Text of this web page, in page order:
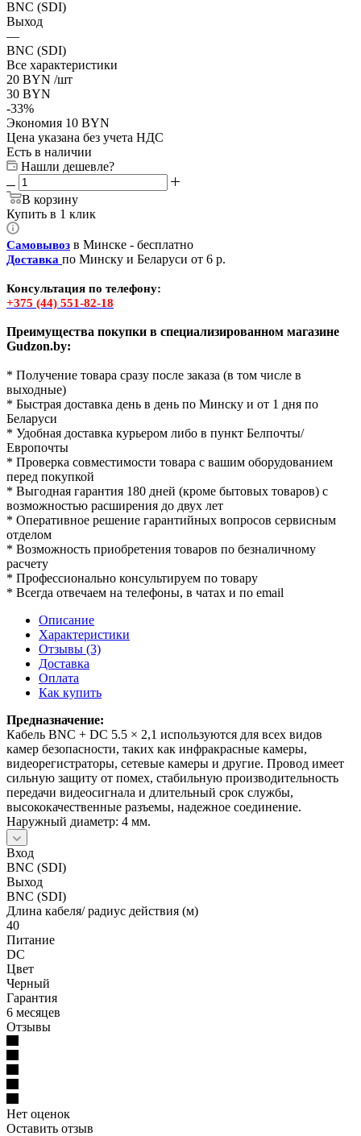
BNC (SDI)
Выход
—
BNC (SDI)
Все характеристики
20 BYN /шт
30 BYN
-33%
Экономия 10 BYN
Цена указана без учета НДС
Есть в наличии
Нашли дешевле?
В корзину
Купить в 1 клик
Самовывоз в Минске - бесплатно
Доставка по Минску и Беларуси от 6 р.
Консультация по телефону:
+375 (44) 551-82-18
Преимущества покупки в специализированном магазине
Gudzon.by:
* Получение товара сразу после заказа (в том числе в
выходные)
* Быстрая доставка день в день по Минску и от 1 дня по
Беларуси
* Удобная доставка курьером либо в пункт Белпочты/
Европочты
* Проверка совместимости товара с вашим оборудованием
перед покупкой
* Выгодная гарантия 180 дней (кроме бытовых товаров) с
возможностью расширения до двух лет
* Оперативное решение гарантийных вопросов сервисным
отделом
* Возможность приобретения товаров по безналичному
расчету
* Профессионально консультируем по товару
* Всегда отвечаем на телефоны, в чатах и по email
Описание
Характеристики
Отзывы (3)
Доставка
Оплата
Как купить
Предназначение:
Кабель BNC + DC 5.5 × 2,1 используются для всех видов
камер безопасности, таких как инфракрасные камеры,
видеорегистраторы, сетевые камеры и другие. Провод имеет
сильную защиту от помех, стабильную производительность
передачи видеосигнала и длительный срок службы,
высококачественные разъемы, надежное соединение.
Наружный диаметр: 4 мм.
Вход
BNC (SDI)
Выход
BNC (SDI)
Длина кабеля/ радиус действия (м)
40
Питание
DC
Цвет
Черный
Гарантия
6 месяцев
Отзывы
Нет оценок
Оставить отзыв